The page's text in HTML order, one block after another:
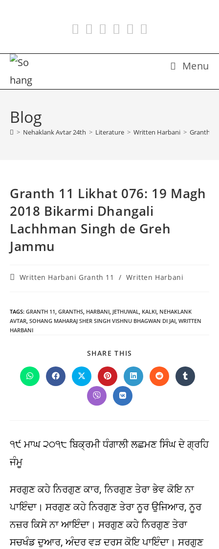
Menu
Blog
> Nehaklank Avtar 24th > Literature > Written Harbani > Granth
Granth 11 Likhat 076: 19 Magh
2018 Bikarmi Dhangali
Lachhman Singh de Greh
Jammu
PostWritten Harbani Granth 11 / Written Harbani
TAGS: GRANTH 11, GRANTHS, HARBANI, JETHUWAL, KALKI, NEHAKLANK
AVTAR, SOHANG MAHARAJ SHER SINGH VISHNU BHAGWAN DI JAI, WRITTEN
HARBANI
SHARE THIS
CONTENT
Opens
in
Opens
in
Opens
in
new
window
Opens
in
new
window
Opens
in
Opens
in
Opens
in
Opens
in
Opens
in
੧੯ ਮਾਘ ੨੦੧੮ ਬਿਕ੍ਰਮੀ ਧੰਗਾਲੀ ਲਛਮਣ ਸਿੰਘ ਦੇ ਗ੍ਰਹਿ
ਜੰਮੂ
ਸਰਗੁਣ ਕਹੇ ਨਿਰਗੁਣ ਕਾਰ, ਨਿਰਗੁਣ ਤੇਰਾ ਭੇਵ ਕੋਇ ਨਾ
ਪਾਇੰਦਾ। ਸਰਗੁਣ ਕਹੇ ਨਿਰਗੁਣ ਤੇਰਾ ਨੂਰ ਉਜਿਆਰ, ਨੂਰ
ਨਜ਼ਰ ਕਿਸੇ ਨਾ ਆਇੰਦਾ। ਸਰਗੁਣ ਕਹੇ ਨਿਰਗੁਣ ਤੇਰਾ
ਸਚਖੰਡ ਦੁਆਰ, ਅੰਦਰ ਵੜ ਦਰਸ ਕੋਇ ਪਾਇੰਦਾ। ਸਰਗੁਣ